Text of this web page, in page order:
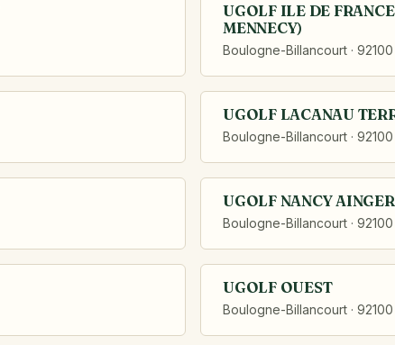
UGOLF ILE DE
MENNECY)
Boulogne-Billancourt · 92100
UGOLF LACANAU
Boulogne-Billancourt · 92100
UGOLF NANCY
Boulogne-Billancourt · 92100
UGOLF OUEST
Boulogne-Billancourt · 92100